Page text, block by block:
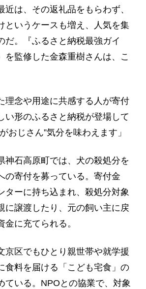
近は、その返礼品をもらわず、
というケースも増え、人気を集
だ。『ふるさと納税最強ガイ
を監修した金森重樹さんは、こ
理念や用途に共感する人が寄付
い形のふるさと納税が登場して
おじさん”気分を味わえます」
石高原町では、犬の殺処分を
の寄付を募っている。寄付金
ターに持ち込まれ、殺処分対象
に譲渡したり、元の飼い主に戻
金に充てられる。
区でもひとり親世帯や就学援
食料を届ける「こども宅食」の
ている。NPOとの協業で、対象